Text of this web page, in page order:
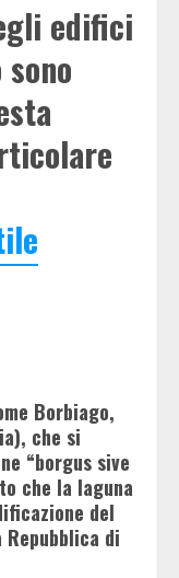
edifici
Borbiago,
che si
“borgus sive
che la laguna
del
di